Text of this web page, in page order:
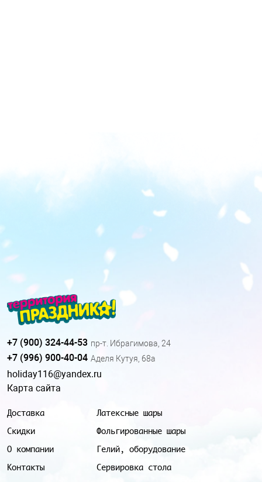
Доставка
Скидки
О компании
Контакты
Латексные шары
Фольгированные шары
Гелий, оборудование
Сервировка стола
+7 (900) 324-44-53 пр-т. Ибрагимова, 24
+7 (996) 900-40-04 Аделя Кутуя, 68а
holiday116@yandex.ru
Карта сайта